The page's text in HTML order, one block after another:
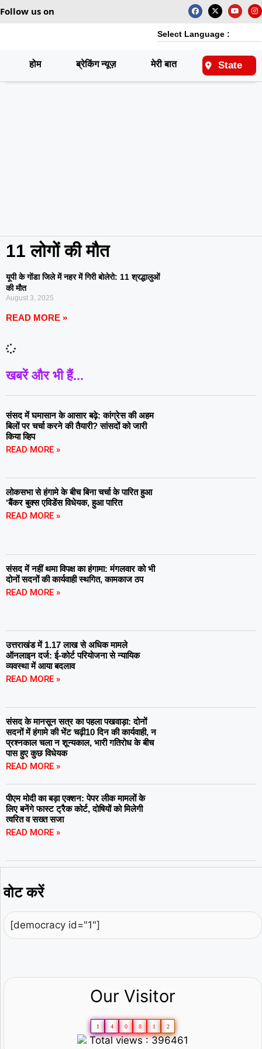
Follow us on
Select Language :
होम ब्रेकिंग न्यूज़ मेरी बात राष्ट्रीय
State
11 लोगों की मौत
यूपी के गोंडा जिले में नहर में गिरी बोलेरो: 11 श्रद्धालुओं
की मौत
August 3, 2025
READ MORE »
खबरें और भी हैं...
संसद में घमासान के आसार बढ़े: कांग्रेस की अहम
बिलों पर चर्चा करने की तैयारी? सांसदों को जारी
किया व्हिप
READ MORE »
लोकसभा से हंगामे के बीच बिना चर्चा के पारित हुआ
‘बैंकर बुक्स एविडेंस विधेयक, हुआ पारित
READ MORE »
संसद में नहीं थमा विपक्ष का हंगामा: मंगलवार को भी
दोनों सदनों की कार्यवाही स्थगित, कामकाज ठप
READ MORE »
उत्तराखंड में 1.17 लाख से अधिक मामले
ऑनलाइन दर्ज: ई-कोर्ट परियोजना से न्यायिक
व्यवस्था में आया बदलाव
READ MORE »
संसद के मानसून सत्र का पहला पखवाड़ा: दोनों
सदनों में हंगामे की भेंट चढ़ी10 दिन की कार्यवाही, न
प्रश्नकाल चला न शून्यकाल, भारी गतिरोध के बीच
पास हुए कुछ विधेयक
READ MORE »
पीएम मोदी का बड़ा एक्शन: पेपर लीक मामलों के
लिए बनेंगे फास्ट ट्रैक कोर्ट, दोषियों को मिलेगी
त्वरित व सख्त सजा
READ MORE »
वोट करें
[democracy id="1"]
Our Visitor
1 4 0 8 1 2
Total views : 396461